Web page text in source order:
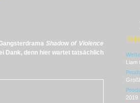
Shadow of Violence
Dank, denn hier wartet tatsächlich
Liam
2019